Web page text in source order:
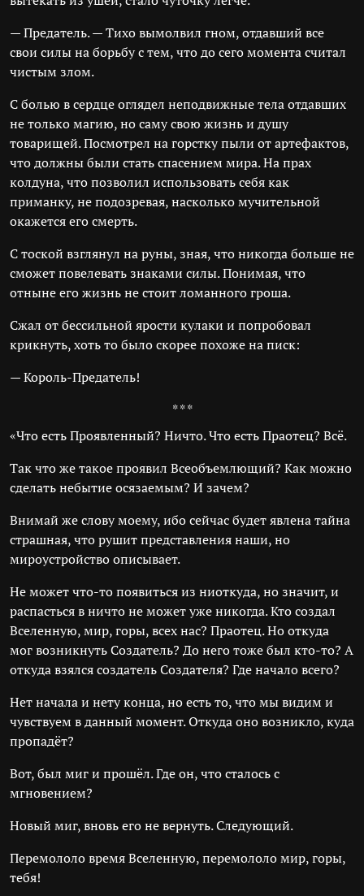
— Предатель. — Тихо вымолвил гном, отдавший все
свои силы на борьбу с тем, что до сего момента считал
чистым злом.
С болью в сердце оглядел неподвижные тела отдавших
не только магию, но саму свою жизнь и душу
товарищей. Посмотрел на горстку пыли от артефактов,
что должны были стать спасением мира. На прах
колдуна, что позволил использовать себя как
приманку, не подозревая, насколько мучительной
окажется его смерть.
С тоской взглянул на руны, зная, что никогда больше не
сможет повелевать знаками силы. Понимая, что
отныне его жизнь не стоит ломанного гроша.
Сжал от бессильной ярости кулаки и попробовал
крикнуть, хоть то было скорее похоже на писк:
— Король-Предатель!
* * *
«Что есть Проявленный? Ничто. Что есть Праотец? Всё.
Так что же такое проявил Всеобъемлющий? Как можно
сделать небытие осязаемым? И зачем?
Внимай же слову моему, ибо сейчас будет явлена тайна
страшная, что рушит представления наши, но
мироустройство описывает.
Не может что-то появиться из ниоткуда, но значит, и
распасться в ничто не может уже никогда. Кто создал
Вселенную, мир, горы, всех нас? Праотец. Но откуда
мог возникнуть Создатель? До него тоже был кто-то? А
откуда взялся создатель Создателя? Где начало всего?
Нет начала и нету конца, но есть то, что мы видим и
чувствуем в данный момент. Откуда оно возникло, куда
пропадёт?
Вот, был миг и прошёл. Где он, что сталось с
мгновением?
Новый миг, вновь его не вернуть. Следующий.
Перемололо время Вселенную, перемололо мир, горы,
тебя!